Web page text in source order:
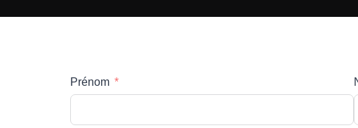
Prénom